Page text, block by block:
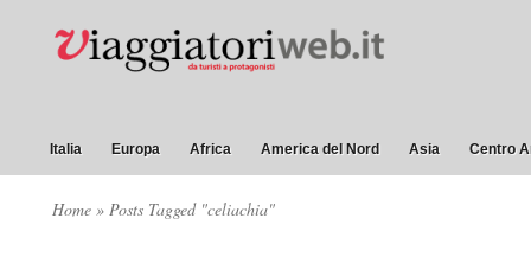
Italia Europa Africa America del Nord Asia Centro
Home » Posts Tagged "celiachia"